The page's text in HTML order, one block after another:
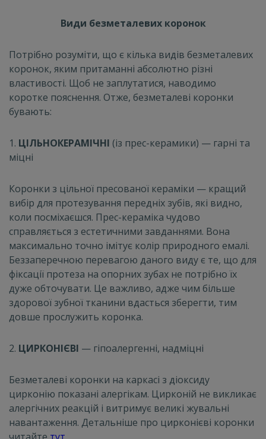
Види безметалевих коронок
Потрібно розуміти, що є кілька видів безметалевих
коронок, яким притаманні абсолютно різні
властивості. Щоб не заплутатися, наводимо
коротке пояснення. Отже, безметалеві коронки
бувають:
1. ЦІЛЬНОКЕРАМІЧНІ (із прес-керамики) — гарні та
міцні
Коронки з цільної пресованої кераміки — кращий
вибір для протезування передніх зубів, які видно,
коли посміхаєшся. Прес-кераміка чудово
справляється з естетичними завданнями. Вона
максимально точно імітує колір природного емалі.
Беззаперечною перевагою даного виду є те, що для
фіксації протеза на опорних зубах не потрібно їх
дуже обточувати. Це важливо, адже чим більше
здорової зубної тканини вдасться зберегти, тим
довше прослужить коронка.
2. ЦИРКОНІЄВІ — гіпоалергенні, надміцні
Безметалеві коронки на каркасі з діоксиду
цирконію показані алергікам. Цирконій не викликає
алергічних реакцій і витримує великі жувальні
навантаження. Детальніше про цирконієві коронки